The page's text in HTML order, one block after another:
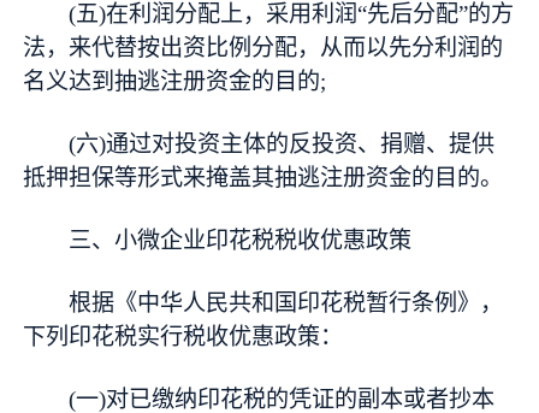
(五)在利润分配上，采用利润“先后分配”的方
法，来代替按出资比例分配，从而以先分利润的
名义达到抽逃注册资金的目的;
(六)通过对投资主体的反投资、捐赠、提供
抵押担保等形式来掩盖其抽逃注册资金的目的。
三、小微企业印花税税收优惠政策
根据《中华人民共和国印花税暂行条例》，
下列印花税实行税收优惠政策：
(一)对已缴纳印花税的凭证的副本或者抄本